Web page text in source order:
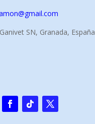
SN, Granada, España